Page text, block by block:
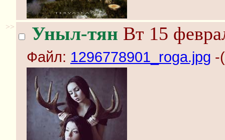
>> Уныл-тян Вт 15
Файл: 1296778901_roga.jpg -(